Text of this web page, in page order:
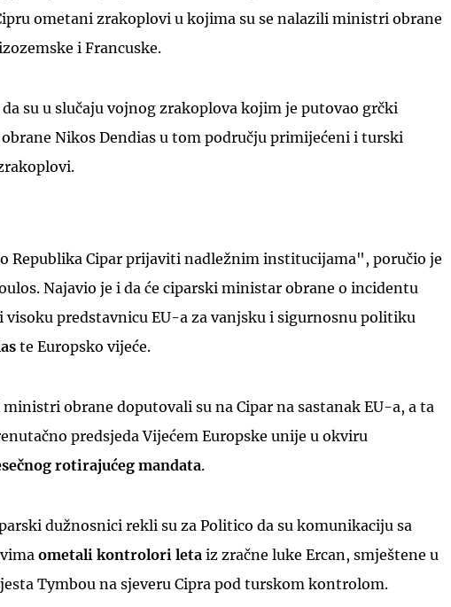
ometani zrakoplovi u kojima su se nalazili ministri obrane
i Francuske.
da su u slučaju vojnog zrakoplova kojim je putovao grčki
Nikos Dendias u tom području primijećeni i turski
Republika Cipar prijaviti nadležnim institucijama", poručio je
Najavio je i da će ciparski ministar obrane o incidentu
predstavnicu EU-a za vanjsku i sigurnosnu politiku
te Europsko vijeće.
obrane doputovali su na Cipar na sastanak EU-a, a ta
predsjeda Vijećem Europske unije u okviru
rotirajućeg mandata.
dužnosnici rekli su za Politico da su komunikaciju sa
ometali kontrolori leta iz zračne luke Ercan, smještene u
Tymbou na sjeveru Cipra pod turskom kontrolom.